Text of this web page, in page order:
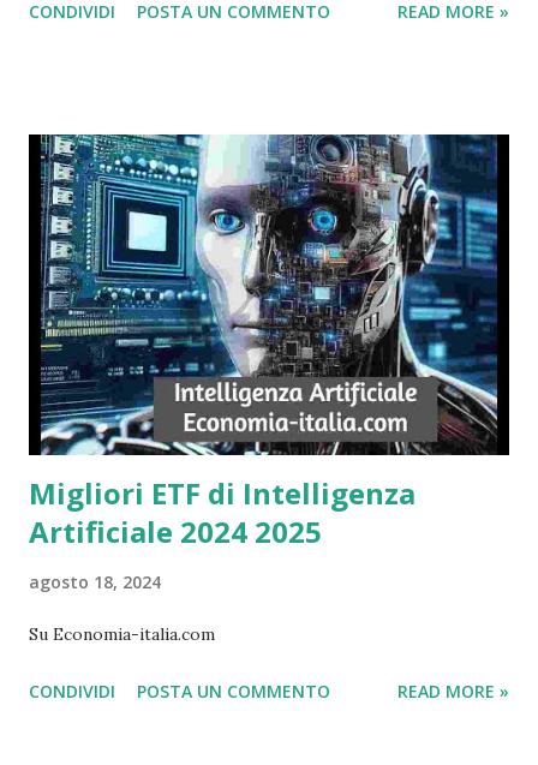
CONDIVIDI POSTA UN COMMENTO READ MORE »
Migliori ETF di Intelligenza
Artificiale 2024 2025
agosto 18, 2024
Su Economia-italia.com
CONDIVIDI POSTA UN COMMENTO READ MORE »